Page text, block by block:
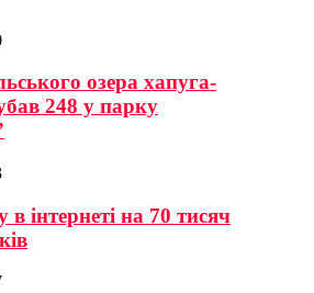
озера хапуга-
248 у парку
інтернеті на 70 тисяч